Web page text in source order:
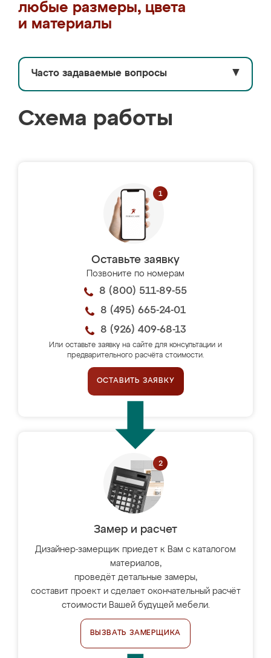
любые размеры, цвета
и материалы
Часто задаваемые вопросы ▼
Схема работы
Оставьте заявку
Позвоните по номерам
8 (800) 511-89-55
8 (495) 665-24-01
8 (926) 409-68-13
Или оставьте заявку на сайте для консультации и
предварительного расчёта стоимости.
ОСТАВИТЬ ЗАЯВКУ
Замер и расчет
Дизайнер-замерщик приедет к Вам с каталогом
материалов,
проведёт детальные замеры,
составит проект и сделает окончательный расчёт
стоимости Вашей будущей мебели.
ВЫЗВАТЬ ЗАМЕРЩИКА